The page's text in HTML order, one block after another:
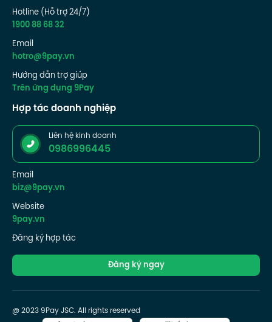
Hotline (Hỗ trợ 24/7)
1900 88 68 32
Email
hotro@9pay.vn
Hướng dẫn trợ giúp
Trên ứng dụng 9Pay
Hợp tác doanh nghiệp
Liên hệ kinh doanh
0986996445
Email
biz@9pay.vn
Website
9pay.vn
Đăng ký hợp tác
Đăng ký ngay
@ 2023 9Pay JSC. All rights reserved